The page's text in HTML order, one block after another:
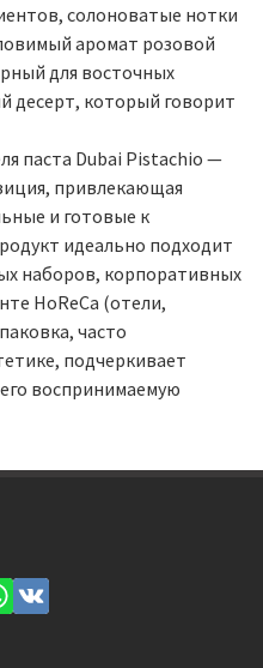
солоноватые нотки
аромат розовой
для восточных
десерт, который говорит
паста Dubai Pistachio —
привлекающая
и готовые к
идеально подходит
наборов, корпоративных
HoReCa (отели,
часто
подчеркивает
воспринимаемую